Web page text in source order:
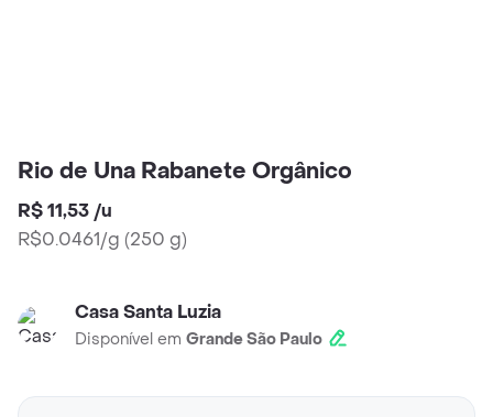
Rio de Una Rabanete Orgânico
R$ 11,53 /u
R$0.0461/g (250 g)
Casa Santa Luzia
Disponível em Grande São Paulo